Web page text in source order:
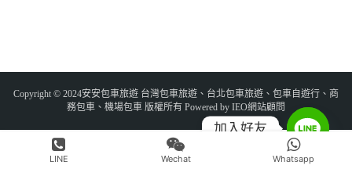
Copyright © 2024安安包車旅遊 台灣包車旅遊、台北包車旅遊、包車自遊行、商
務包車、機場包車 版權所有 Powered by IEO網站顧問
LINE Wechat Whatsapp
加入好友